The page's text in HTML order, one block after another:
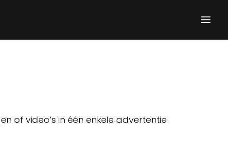
of video’s in één enkele advertentie